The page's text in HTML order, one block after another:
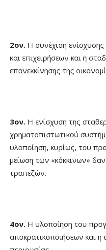
2ον. Η συνέχιση
και επιχειρήσεων και η
επανεκκίνησης της
3ον. Η ενίσχυση της
χρηματοπιστωτικού
υλοποίηση, κυρίως, του
μείωση των «κόκκινων»
τραπεζών.
4ον. Η υλοποίηση του
αποκρατικοποιήσεων και η